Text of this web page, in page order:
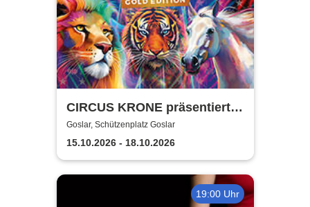
CIRCUS KRONE präsentiert
FARBENSPIEL - Gold Edition
| Goslar
Goslar, Schützenplatz Goslar
15.10.2026 - 18.10.2026
19:00 Uhr